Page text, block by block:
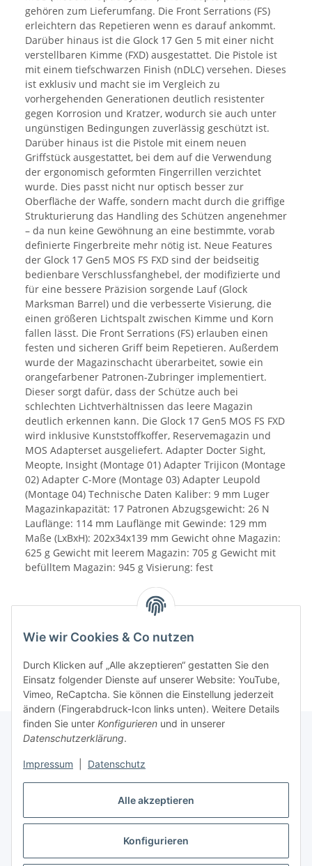
Alle akzeptieren
Konfigurieren
Wie wir Cookies & Co nutzen
Durch Klicken auf „Alle akzeptieren“ gestatten Sie den
Einsatz folgender Dienste auf unserer Website: YouTube,
Vimeo, ReCaptcha. Sie können die Einstellung jederzeit
ändern (Fingerabdruck-Icon links unten). Weitere Details
finden Sie unter Konfigurieren und in unserer
Datenschutzerklärung.
Impressum Datenschutz
gehören zum Lieferumfang. Die Front Serrations (FS)
erleichtern das Repetieren wenn es darauf ankommt.
Darüber hinaus ist die Glock 17 Gen 5 mit einer nicht
verstellbaren Kimme (FXD) ausgestattet. Die Pistole ist
mit einem tiefschwarzen Finish (nDLC) versehen. Dieses
ist exklusiv und macht sie im Vergleich zu
vorhergehenden Generationen deutlich resistenter
gegen Korrosion und Kratzer, wodurch sie auch unter
ungünstigen Bedingungen zuverlässig geschützt ist.
Darüber hinaus ist die Pistole mit einem neuen
Griffstück ausgestattet, bei dem auf die Verwendung
der ergonomisch geformten Fingerrillen verzichtet
wurde. Dies passt nicht nur optisch besser zur
Oberfläche der Waffe, sondern macht durch die griffige
Strukturierung das Handling des Schützen angenehmer
– da nun keine Gewöhnung an eine bestimmte, vorab
definierte Fingerbreite mehr nötig ist. Neue Features
der Glock 17 Gen5 MOS FS FXD sind der beidseitig
bedienbare Verschlussfanghebel, der modifizierte und
für eine bessere Präzision sorgende Lauf (Glock
Marksman Barrel) und die verbesserte Visierung, die
einen größeren Lichtspalt zwischen Kimme und Korn
fallen lässt. Die Front Serrations (FS) erlauben einen
festen und sicheren Griff beim Repetieren. Außerdem
wurde der Magazinschacht überarbeitet, sowie ein
orangefarbener Patronen-Zubringer implementiert.
Dieser sorgt dafür, dass der Schütze auch bei
schlechten Lichtverhältnissen das leere Magazin
deutlich erkennen kann. Die Glock 17 Gen5 MOS FS FXD
wird inklusive Kunststoffkoffer, Reservemagazin und
MOS Adapterset ausgeliefert. Adapter Docter Sight,
Meopte, Insight (Montage 01) Adapter Trijicon (Montage
02) Adapter C-More (Montage 03) Adapter Leupold
(Montage 04) Technische Daten Kaliber: 9 mm Luger
Magazinkapazität: 17 Patronen Abzugsgewicht: 26 N
Lauflänge: 114 mm Lauflänge mit Gewinde: 129 mm
Maße (LxBxH): 202x34x139 mm Gewicht ohne Magazin:
625 g Gewicht mit leerem Magazin: 705 g Gewicht mit
befülltem Magazin: 945 g Visierung: fest
Informationen
Gesetzliche Informationen
Vertrag widerrufen